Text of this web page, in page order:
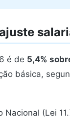
é de 5,4%
básica,
Nacional (Lei